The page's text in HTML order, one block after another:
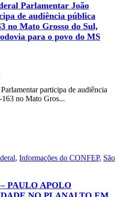
Parlamentar João
de audiência pública
no Mato Grosso do Sul,
para o povo do MS
participa de audiência
163 no Mato Gros...
, Informações do CONFEP, São
PAULO APOLO